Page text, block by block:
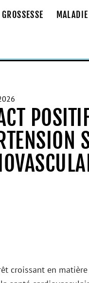
GROSSESSE MALADIE
croissant en